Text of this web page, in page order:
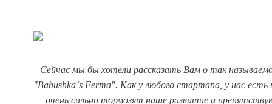
Сейчас мы бы хотели рассказать Вам о так
"Babushka`s Ferma". Как у любого стартапа, у нас
очень сильно тормозят наше развитие и